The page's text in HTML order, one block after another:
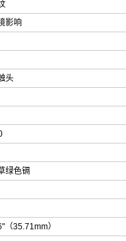
影响
头
绿色镉
（35.71mm）